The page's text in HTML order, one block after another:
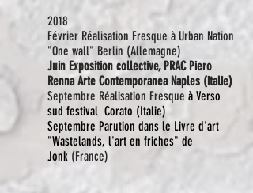
2018
Février Réalisation Fresque à Urban Nation
"One wall" Berlin (Allemagne)
Juin Exposition collective, PRAC Piero
Renna Arte Contemporanea Naples (italie)
Septembre Réalisation Fresque à Verso
sud festival Corato (Italie)
Septembre Parution dans le Livre d'art
"Wastelands, l'art en friches" de
Jonk (France)